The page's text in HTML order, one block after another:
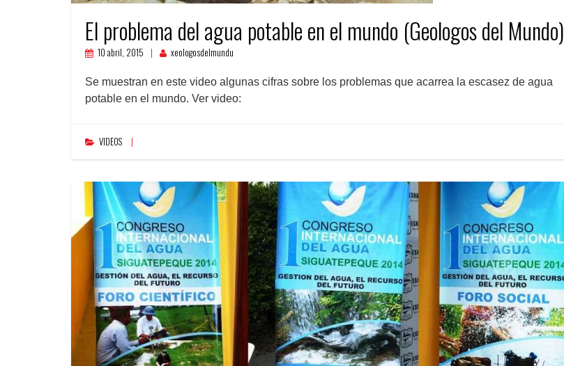
El problema del agua potable en el mundo (Geologos del Mundo)
10 abril, 2015 xeologosdelmundu
Se muestran en este video algunas cifras sobre los problemas que acarrea la escasez de agua
potable en el mundo. Ver video:
VIDEOS